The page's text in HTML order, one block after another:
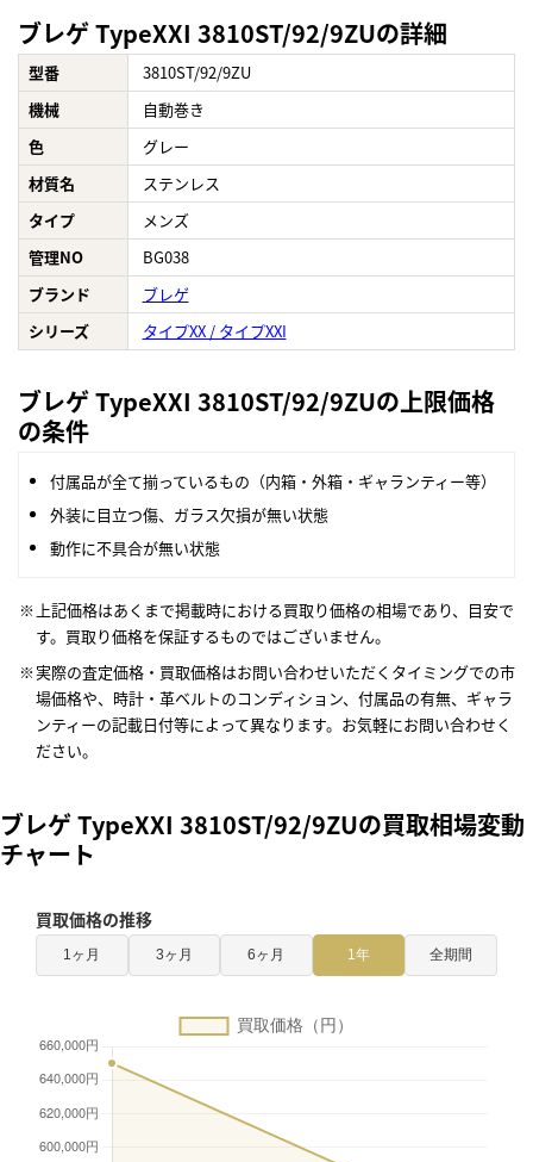
ブレゲ TypeXXI 3810ST/92/9ZUの詳細
型番
3810ST/92/9ZU
機械
自動巻き
色
グレー
材質名
ステンレス
タイプ
メンズ
管理NO
BG038
ブランド
ブレゲ
シリーズ
タイプXX / タイプXXI
ブレゲ TypeXXI 3810ST/92/9ZUの上限価格
の条件
付属品が全て揃っているもの（内箱・外箱・ギャランティー等）
外装に目立つ傷、ガラス欠損が無い状態
動作に不具合が無い状態
上記価格はあくまで掲載時における買取り価格の相場であり、目安で
す。買取り価格を保証するものではございません。
実際の査定価格・買取価格はお問い合わせいただくタイミングでの市
場価格や、時計・革ベルトのコンディション、付属品の有無、ギャラ
ンティーの記載日付等によって異なります。お気軽にお問い合わせく
ださい。
ブレゲ TypeXXI 3810ST/92/9ZUの買取相場変動
チャート
買取価格の推移
1ヶ月 3ヶ月 6ヶ月 1年 全期間